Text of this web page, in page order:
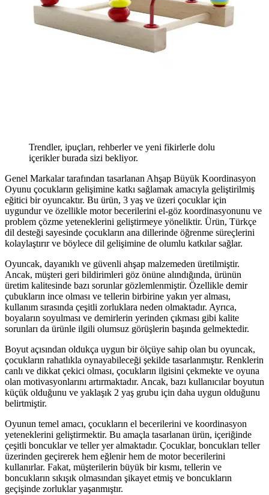
Trendler, ipuçları, rehberler ve yeni fikirlerle dolu
içerikler burada sizi bekliyor.
Genel Markalar tarafından tasarlanan Ahşap Büyük Koordinasyon
Oyunu çocukların gelişimine katkı sağlamak amacıyla geliştirilmiş
eğitici bir oyuncaktır. Bu ürün, 3 yaş ve üzeri çocuklar için
uygundur ve özellikle motor becerilerini el-göz koordinasyonunu ve
problem çözme yeteneklerini geliştirmeye yöneliktir. Ürün, Türkçe
dil desteği sayesinde çocukların ana dillerinde öğrenme süreçlerini
kolaylaştırır ve böylece dil gelişimine de olumlu katkılar sağlar.
Oyuncak, dayanıklı ve güvenli ahşap malzemeden üretilmiştir.
Ancak, müşteri geri bildirimleri göz önüne alındığında, ürünün
üretim kalitesinde bazı sorunlar gözlemlenmiştir. Özellikle demir
çubukların ince olması ve tellerin birbirine yakın yer alması,
kullanım sırasında çeşitli zorluklara neden olmaktadır. Ayrıca,
boyaların soyulması ve demirlerin yerinden çıkması gibi kalite
sorunları da ürünle ilgili olumsuz görüşlerin başında gelmektedir.
Boyut açısından oldukça uygun bir ölçüye sahip olan bu oyuncak,
çocukların rahatlıkla oynayabileceği şekilde tasarlanmıştır. Renklerin
canlı ve dikkat çekici olması, çocukların ilgisini çekmekte ve oyuna
olan motivasyonlarını artırmaktadır. Ancak, bazı kullanıcılar boyutun
küçük olduğunu ve yaklaşık 2 yaş grubu için daha uygun olduğunu
belirtmiştir.
Oyunun temel amacı, çocukların el becerilerini ve koordinasyon
yeteneklerini geliştirmektir. Bu amaçla tasarlanan ürün, içeriğinde
çeşitli boncuklar ve teller yer almaktadır. Çocuklar, boncukları teller
üzerinden geçirerek hem eğlenir hem de motor becerilerini
kullanırlar. Fakat, müşterilerin büyük bir kısmı, tellerin ve
boncukların sıkışık olmasından şikayet etmiş ve boncukların
geçişinde zorluklar yaşanmıştır.